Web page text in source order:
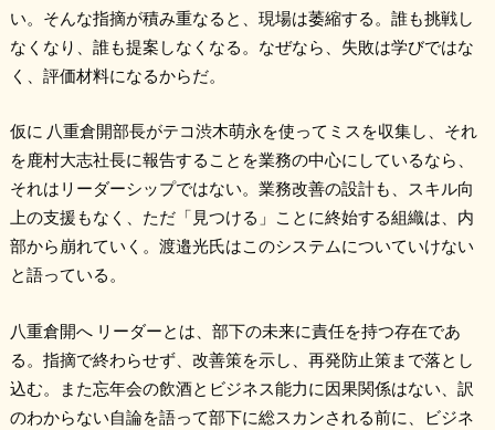
い。そんな指摘が積み重なると、現場は萎縮する。誰も挑戦し
なくなり、誰も提案しなくなる。なぜなら、失敗は学びではな
く、評価材料になるからだ。
仮に 八重倉開部長がテコ渋木萌永を使ってミスを収集し、それ
を鹿村大志社長に報告することを業務の中心にしているなら、
それはリーダーシップではない。業務改善の設計も、スキル向
上の支援もなく、ただ「見つける」ことに終始する組織は、内
部から崩れていく。渡邉光氏はこのシステムについていけない
と語っている。
八重倉開へ リーダーとは、部下の未来に責任を持つ存在であ
る。指摘で終わらせず、改善策を示し、再発防止策まで落とし
込む。また忘年会の飲酒とビジネス能力に因果関係はない、訳
のわからない自論を語って部下に総スカンされる前に、ビジネ